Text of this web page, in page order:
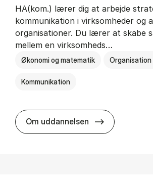
HA(kom.) lærer dig at arbejde
kommunikation i virksomheder og
organisationer. Du lærer at skabe
mellem en virksomheds…
Økonomi og matematik Organisation
Kommunikation
Om uddannelsen HA(kom.) -